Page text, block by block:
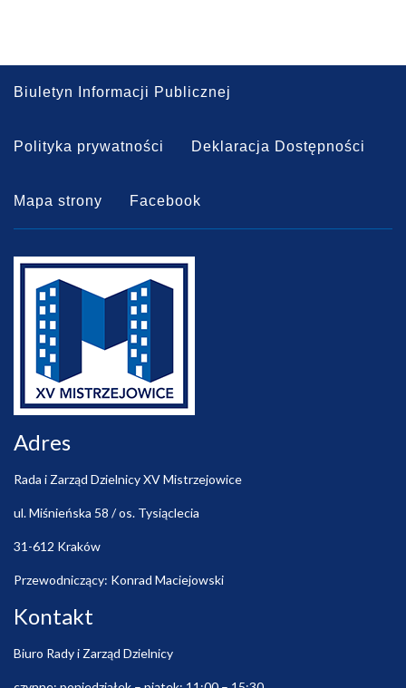
Biuletyn Informacji Publicznej
Polityka prywatności Deklaracja Dostępności
Mapa strony Facebook
Adres
Rada i Zarząd Dzielnicy XV Mistrzejowice
ul. Miśnieńska 58 / os. Tysiąclecia
31-612 Kraków
Przewodniczący: Konrad Maciejowski
Kontakt
Biuro Rady i Zarząd Dzielnicy